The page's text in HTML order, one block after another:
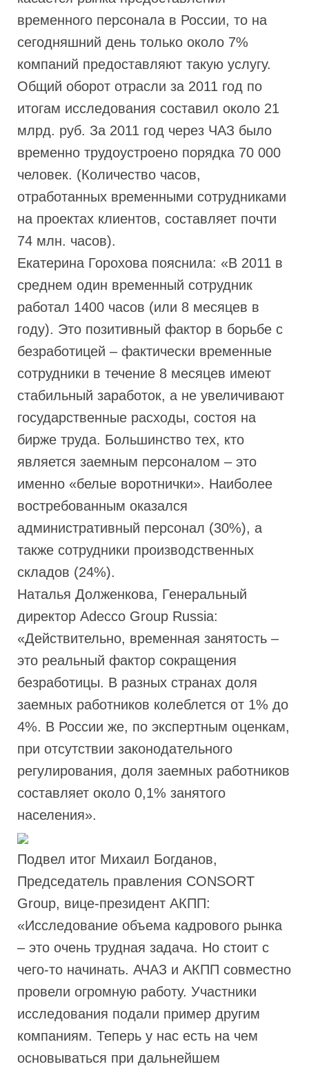
временного персонала в России, то на
сегодняшний день только около 7%
компаний предоставляют такую услугу.
Общий оборот отрасли за 2011 год по
итогам исследования составил около 21
млрд. руб. За 2011 год через ЧАЗ было
временно трудоустроено порядка 70 000
человек. (Количество часов,
отработанных временными сотрудниками
на проектах клиентов, составляет почти
74 млн. часов).
Екатерина Горохова пояснила: «В 2011 в
среднем один временный сотрудник
работал 1400 часов (или 8 месяцев в
году). Это позитивный фактор в борьбе с
безработицей – фактически временные
сотрудники в течение 8 месяцев имеют
стабильный заработок, а не увеличивают
государственные расходы, состоя на
бирже труда. Большинство тех, кто
является заемным персоналом – это
именно «белые воротнички». Наиболее
востребованным оказался
административный персонал (30%), а
также сотрудники производственных
складов (24%).
Наталья Долженкова, Генеральный
директор Adecco Group Russia:
«Действительно, временная занятость –
это реальный фактор сокращения
безработицы. В разных странах доля
заемных работников колеблется от 1% до
4%. В России же, по экспертным оценкам,
при отсутствии законодательного
регулирования, доля заемных работников
составляет около 0,1% занятого
населения».
Подвел итог Михаил Богданов,
Председатель правления CONSORT
Group, вице-президент АКПП:
«Исследование объема кадрового рынка
– это очень трудная задача. Но стоит с
чего-то начинать. АЧАЗ и АКПП совместно
провели огромную работу. Участники
исследования подали пример другим
компаниям. Теперь у нас есть на чем
основываться при дальнейшем